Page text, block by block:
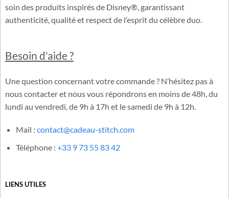
soin des produits inspirés de Disney®, garantissant
authenticité, qualité et respect de l’esprit du célèbre duo.
LIENS UTILES
Besoin d'aide ?
Une question concernant votre commande ? N’hésitez pas à
nous contacter et nous vous répondrons en moins de 48h, du
lundi au vendredi, de 9h à 17h et le samedi de 9h à 12h.
Mail : contact@cadeau-stitch.com
Téléphone : +33 9 73 55 83 42